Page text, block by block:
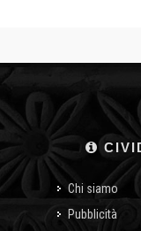
Chi siamo
Pubblicità